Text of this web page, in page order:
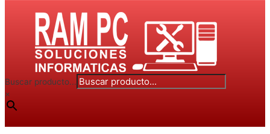
Buscar producto...
×